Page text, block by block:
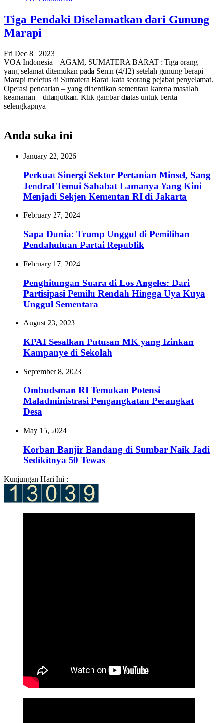
Tiga Pendaki Diselamatkan dari Gunung
Marapi
Fri Dec 8 , 2023
VOA Indonesia – AGAM, SUMATERA BARAT : Tiga orang
yang selamat ditemukan pada Senin (4/12) setelah gunung berapi
Marapi meletus di Sumatera Barat, kata seorang pejabat penyelamat.
Operasi pencarian – yang dihentikan sementara karena masalah
keamanan – dilanjutkan. Klik gambar diatas untuk berita
selengkapnya
Anda suka ini
January 22, 2026
Perkuat Sinergi Sektor Pertanian Minsel, Sang
Jendral Temui Sahabat Lamanya Yang Kini
Menjadi Sekjen Kementan RI di Jakarta
February 27, 2024
Sapa Dunia: Trump Unggul di Pemilihan
Pendahuluan Partai Republik
February 17, 2024
Penghitungan Suara di Los Angeles: Dari
Partisipasi Pemilu Rendah Hingga Uya Kuya
Unggul Sementara
August 23, 2023
KPAI Sesalkan Putusan MK yang Izinkan
Kampanye di Sekolah
September 8, 2023
Ombudsman RI Temukan Potensi
Maladministrasi Pengangkatan Perangkat
Desa
May 15, 2024
Korban Banjir Bandang di Sumbar Naik Jadi
Sedikitnya 50 Tewas
Kunjungan Hari Ini :